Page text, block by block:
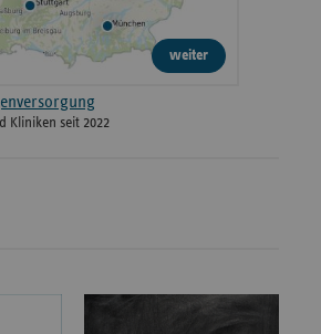
weiter
Kliniken seit 2022